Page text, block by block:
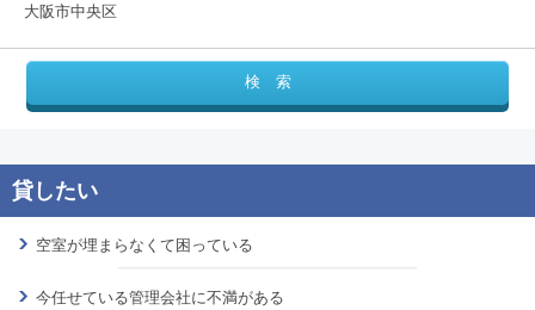
大阪市中央区
空室が埋まらなくて困っている
今任せている管理会社に不満がある